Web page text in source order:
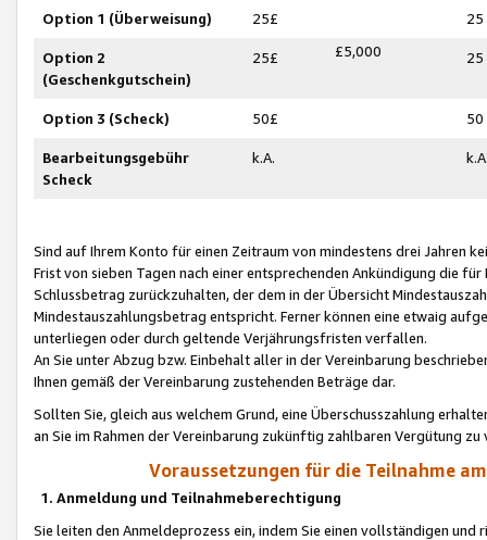
Option 1 (Überweisung) 25£ 25
Option 2
(Geschenkgutschein)
25£ £5,000 25
Option 3 (Scheck) 50£ 50
Bearbeitungsgebühr
Scheck
k.A.
Sind auf Ihrem Konto für einen Zeitraum von mindestens drei Jahren
Frist von sieben Tagen nach einer entsprechenden Ankündigung die
Schlussbetrag zurückzuhalten, der dem in der Übersicht
Mindestauszahlungsbetrag entspricht. Ferner können eine etwaig
unterliegen oder durch geltende Verjährungsfristen verfallen.
An Sie unter Abzug bzw. Einbehalt aller in der Vereinbarung
Ihnen gemäß der Vereinbarung zustehenden Beträge dar.
Sollten Sie, gleich aus welchem Grund, eine Überschusszahlung
an Sie im Rahmen der Vereinbarung zukünftig zahlbaren Vergütung zu
Voraussetzungen für die Teilnahme
1. Anmeldung und Teilnahmeberechtigung
Sie leiten den Anmeldeprozess ein, indem Sie einen vollständigen